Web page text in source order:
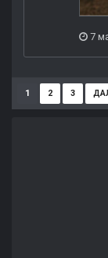
7
1 2 3